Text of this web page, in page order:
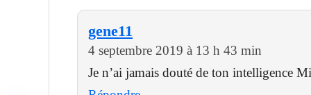
gene11
4 septembre 2019 à 13 h 43 min
Je n’ai jamais douté de ton intelligence